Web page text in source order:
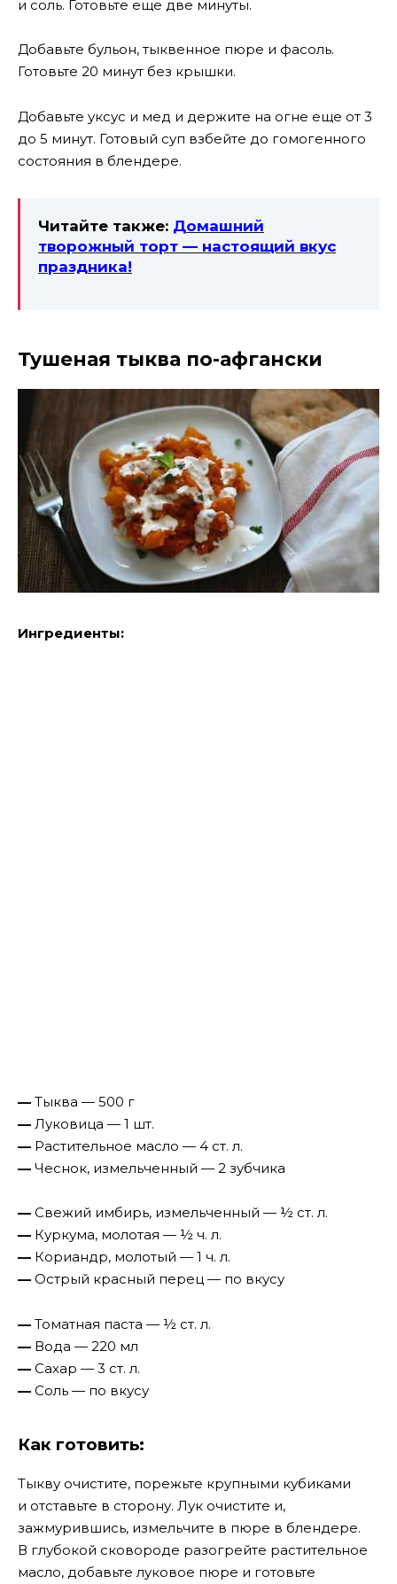
и соль. Готовьте еще две минуты.
Добавьте бульон, тыквенное пюре и фасоль.
Готовьте 20 минут без крышки.
Добавьте уксус и мед и держите на огне еще от 3
до 5 минут. Готовый суп взбейте до гомогенного
состояния в блендере.
Читайте также: Домашний
творожный торт — настоящий вкус
праздника!
Тушеная тыква по-афгански
Ингредиенты:
— Тыква — 500 г
— Луковица — 1 шт.
— Растительное масло — 4 ст. л.
— Чеснок, измельченный — 2 зубчика
— Свежий имбирь, измельченный — ½ ст. л.
— Куркума, молотая — ½ ч. л.
— Кориандр, молотый — 1 ч. л.
— Острый красный перец — по вкусу
— Томатная паста — ½ ст. л.
— Вода — 220 мл
— Сахар — 3 ст. л.
— Соль — по вкусу
Как готовить:
Тыкву очистите, порежьте крупными кубиками
и отставьте в сторону. Лук очистите и,
зажмурившись, измельчите в пюре в блендере.
В глубокой сковороде разогрейте растительное
масло, добавьте луковое пюре и готовьте